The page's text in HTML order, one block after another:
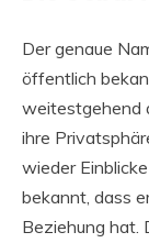
Der genaue
öffentlich
weitestgehend
ihre
wieder
bekannt, dass
Beziehung hat.